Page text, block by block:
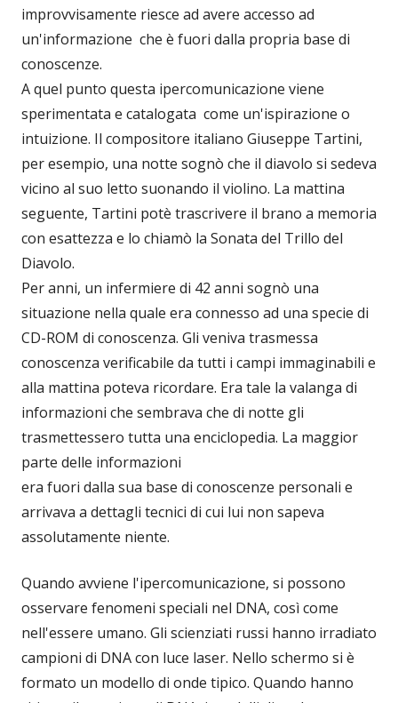
improvvisamente riesce ad avere accesso ad
un'informazione che è fuori dalla propria base di
conoscenze.
A quel punto questa ipercomunicazione viene
sperimentata e catalogata come un'ispirazione o
intuizione. Il compositore italiano Giuseppe Tartini,
per esempio, una notte sognò che il diavolo si sedeva
vicino al suo letto suonando il violino. La mattina
seguente, Tartini potè trascrivere il brano a memoria
con esattezza e lo chiamò la Sonata del Trillo del
Diavolo.
Per anni, un infermiere di 42 anni sognò una
situazione nella quale era connesso ad una specie di
CD-ROM di conoscenza. Gli veniva trasmessa
conoscenza verificabile da tutti i campi immaginabili e
alla mattina poteva ricordare. Era tale la valanga di
informazioni che sembrava che di notte gli
trasmettessero tutta una enciclopedia. La maggior
parte delle informazioni
era fuori dalla sua base di conoscenze personali e
arrivava a dettagli tecnici di cui lui non sapeva
assolutamente niente.
Quando avviene l'ipercomunicazione, si possono
osservare fenomeni speciali nel DNA, così come
nell'essere umano. Gli scienziati russi hanno irradiato
campioni di DNA con luce laser. Nello schermo si è
formato un modello di onde tipico. Quando hanno